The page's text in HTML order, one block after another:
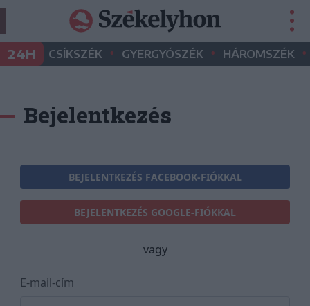
24H CSÍKSZÉK • GYERGYÓSZÉK • HÁROMSZÉK •
Bejelentkezés
BEJELENTKEZÉS FACEBOOK-FIÓKKAL
BEJELENTKEZÉS GOOGLE-FIÓKKAL
vagy
E-mail-cím